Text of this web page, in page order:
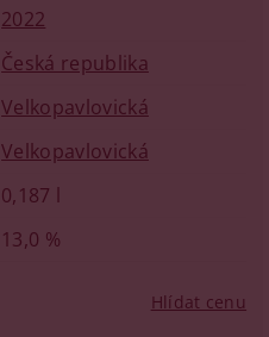
2022
Česká republika
Velkopavlovická
Velkopavlovická
0,187 l
13,0 %
Hlídat cenu